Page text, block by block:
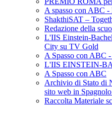
A spasso con ABC -
ShakthiSAT –
Redazione della
L'IIS Einstein-
City su TV Gold
A Spasso con ABC
L'IIS EINSTEIN-
A Spasso con ABC
Archivio di Stato di
sito web in
Raccolta Materiale